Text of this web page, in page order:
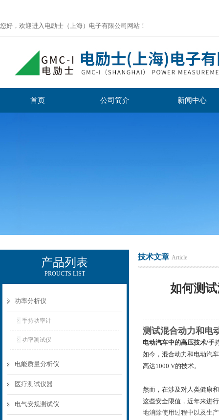
您好，欢迎进入电励士（上海）电子有限公司网站！
首页 公司简介 新闻中心
产品列表
PROUCTS LIST
功率分析仪
手持功率计
功率测试仪
电能质量分析仪
医疗测试仪器
电气安规测试仪
技术文章 Article
如何测
测试混合动力和电
电动汽车中的高压技术/手
如今，混合动力和电动汽
高达1000 V的技术。
然而，在涉及对人类健康
这些安全限值，近年来进
地消除使用过程中以及生